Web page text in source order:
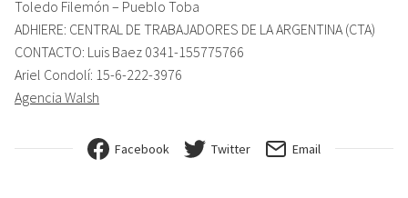
Toledo Filemón – Pueblo Toba
ADHIERE: CENTRAL DE TRABAJADORES DE LA ARGENTINA (CTA)
CONTACTO: Luis Baez 0341-155775766
Ariel Condolí: 15-6-222-3976
Agencia Walsh
Facebook Twitter Email